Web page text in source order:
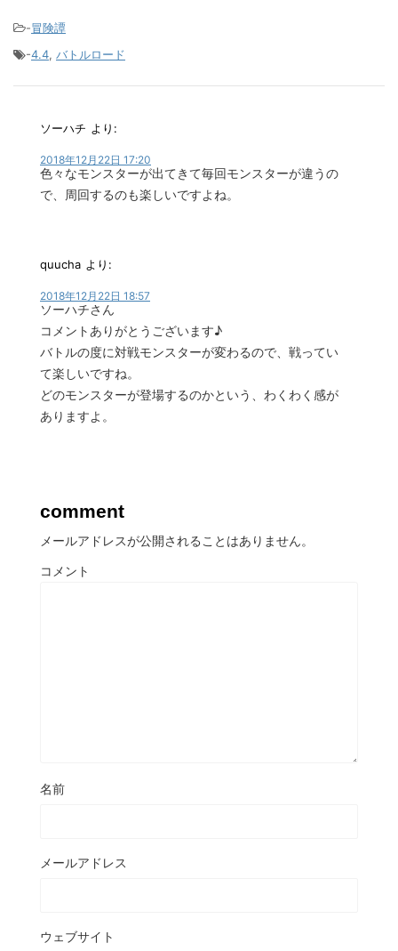
-冒険譚
-4.4, バトルロード
ソーハチ より:
2018年12月22日 17:20
色々なモンスターが出てきて毎回モンスターが違うの
で、周回するのも楽しいですよね。
quucha より:
2018年12月22日 18:57
ソーハチさん
コメントありがとうございます♪
バトルの度に対戦モンスターが変わるので、戦ってい
て楽しいですね。
どのモンスターが登場するのかという、わくわく感が
ありますよ。
comment
メールアドレスが公開されることはありません。
コメント
名前
メールアドレス
ウェブサイト